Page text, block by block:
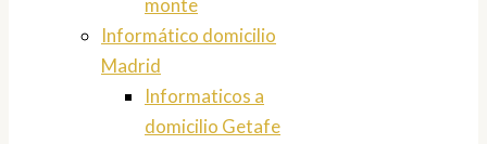
monte
Informático domicilio
Madrid
Informaticos a
domicilio Getafe